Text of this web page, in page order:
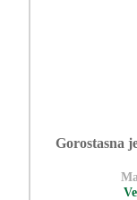
Gorostasna